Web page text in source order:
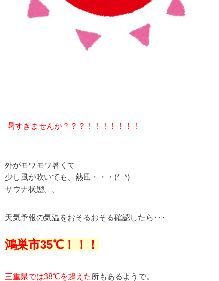
暑すぎませんか？？？！！！！！！！
外がモワモワ暑くて
少し風が吹いても、熱風・・・(*_*)
サウナ状態。。
天気予報の気温をおそるおそる確認したら･･･
鴻巣市35℃！！！
三重県では38℃を超えた 所もあるようで。